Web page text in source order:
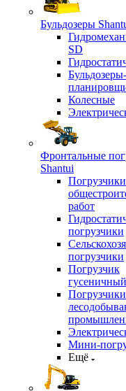
Бульдозеры
SD
Бульдозеры-
Колесные
Фронтальные
Shantui
работ
погрузчики
погрузчики
Погрузчик
гусеничный
Мини-
Ещё